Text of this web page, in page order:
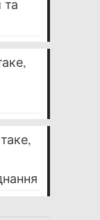
та